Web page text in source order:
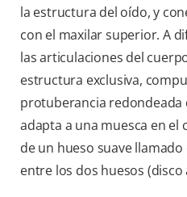
la estructura del oído, y
con el maxilar superior. A
las articulaciones del
estructura exclusiva,
protuberancia redondeada
adapta a una muesca en el
de un hueso suave
entre los dos huesos (disco